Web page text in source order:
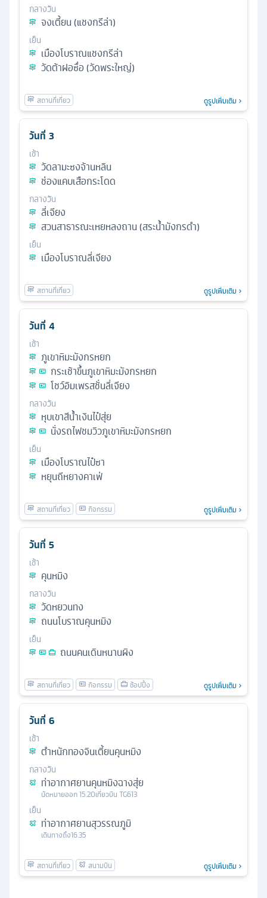
กลางวัน
จงเตี้ยน (แชงกรีล่า)
เย็น
เมืองโบราณแชงกรีล่า
วัดต้าฝอซื่อ (วัดพระใหญ่)
ดูรูปเพิ่มเติม
วันที่ 3
เช้า
วัดลามะซงจ้านหลิน
ช่องแคบเสือกระโดด
กลางวัน
ลี่เจียง
สวนสาธารณะเหยหลงถาน (สระน้ำมังกรดำ)
เย็น
เมืองโบราณลี่เจียง
ดูรูปเพิ่มเติม
วันที่ 4
เช้า
ภูเขาหิมะมังกรหยก
กระเช้าขึ้นภูเขาหิมะมังกรหยก
โชว์อิมเพรสชั่นลี่เจียง
กลางวัน
หุบเขาสีน้ำเงินไป๋สุ่ย
นั่งรถไฟชมวิวภูเขาหิมะมังกรหยก
เย็น
เมืองโบราณไป๋ซา
หยุนถีหยางคาเฟ่
ดูรูปเพิ่มเติม
วันที่ 5
เช้า
คุนหมิง
กลางวัน
วัดหยวนทง
ถนนโบราณคุนหมิง
เย็น
ถนนคนเดินหนานผิง
ดูรูปเพิ่มเติม
วันที่ 6
เช้า
ตำหนักทองจินเตี้ยนคุนหมิง
กลางวัน
ท่าอากาศยานคุนหมิงฉางสุ่ย
นัดหมายออก15.20เที่ยวบิน TG613
เย็น
ท่าอากาศยานสุวรรณภูมิ
เดินทางถึง16.35
ดูรูปเพิ่มเติม